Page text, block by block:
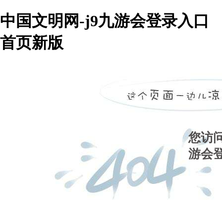
中国文明网-j9九游会登录入口
首页新版
您访
游会